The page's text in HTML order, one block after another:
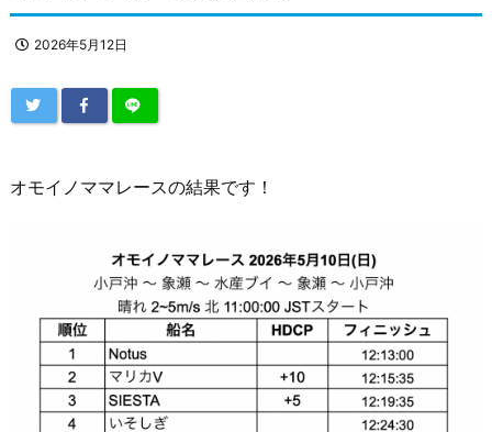
2026年5月12日
オモイノママレースの結果です！